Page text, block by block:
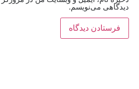
دیدگاهی می‌نویسم.